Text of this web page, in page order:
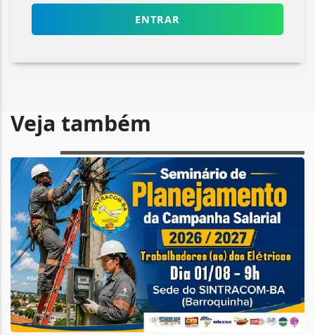
ENTRAR
Veja também